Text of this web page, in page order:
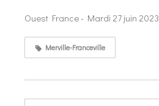
Ouest France - Mardi 27 juin 2023
Merville-Franceville